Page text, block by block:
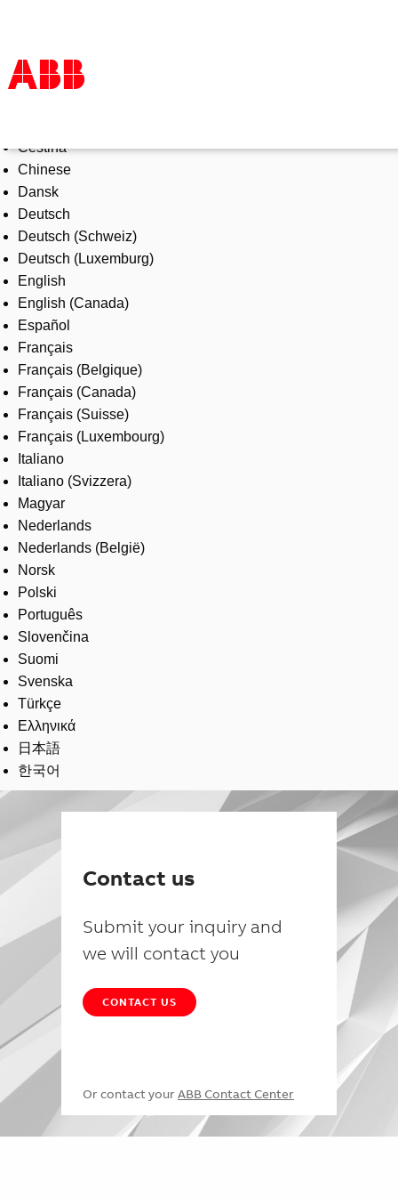
Products & Solutions
Industries
Services
About us
Where to buy
Contact us
Careers
Čeština
Chinese
Dansk
Deutsch
Deutsch (Schweiz)
Deutsch (Luxemburg)
English
English (Canada)
Español
Français
Français (Belgique)
Français (Canada)
Français (Suisse)
Français (Luxembourg)
Italiano
Italiano (Svizzera)
Magyar
Nederlands
Nederlands (België)
Norsk
Polski
Português
Slovenčina
Suomi
Svenska
Türkçe
Ελληνικά
日本語
한국어
Contact us
Submit your inquiry and
we will contact you
CONTACT US
Or contact your ABB Contact Center